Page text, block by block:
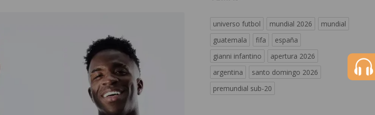
universo futbol mundial 2026
mundial
guatemala
fifa
españa
gianni infantino
apertura 2026
argentina
santo domingo 2026
premundial sub-20